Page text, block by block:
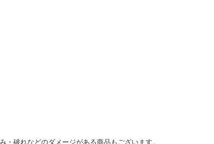
・破れなどのダメージがある商品もございます。